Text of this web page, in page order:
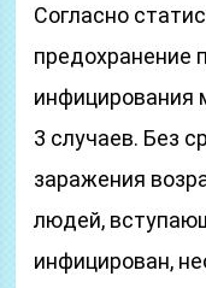
Согласно
предохранение
инфицирования
3 случаев. Без
заражения
людей,
инфицирован,